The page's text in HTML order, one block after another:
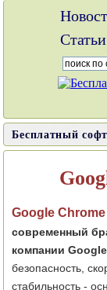
Статьи
Бесплатный софт
Google Chrome
современный
компании Google
безопасность,
стабильность -